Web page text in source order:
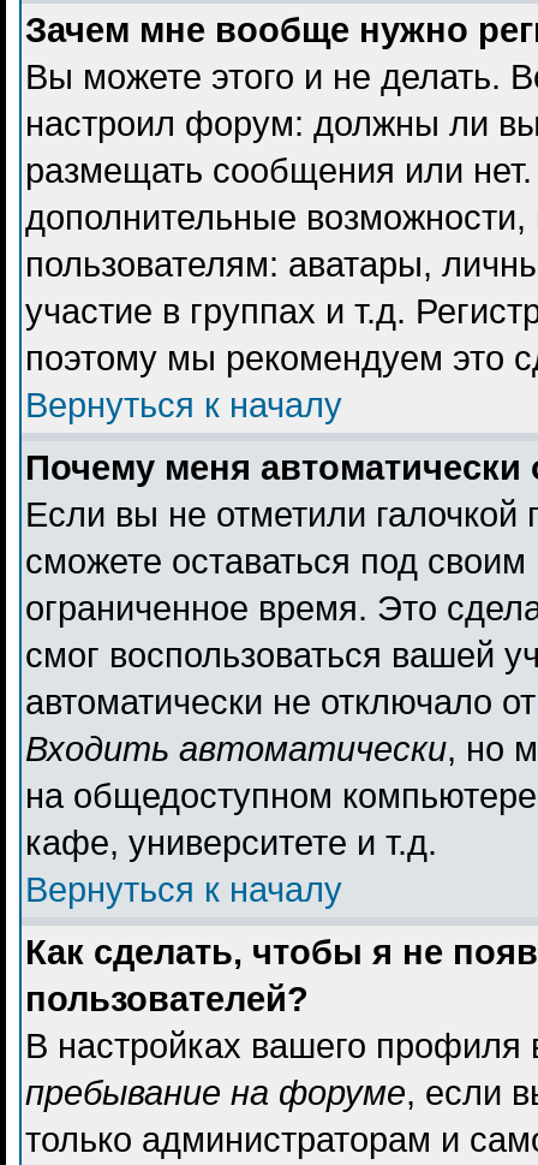
Зачем мне вообще нужно
Вы можете этого и не делать.
настроил форум: должны ли вы
размещать сообщения или
дополнительные
пользователям: аватары,
участие в группах и т.д.
поэтому мы рекомендуем это
Вернуться к началу
Почему меня автоматически
Если вы не отметили галочкой
сможете оставаться под
ограниченное время. Это
смог воспользоваться вашей
автоматически не отключало
Входить автоматически, но
на общедоступном
кафе, университете и т.д.
Вернуться к началу
Как сделать, чтобы я не
пользователей?
В настройках вашего
пребывание на форуме, если
только администраторам и